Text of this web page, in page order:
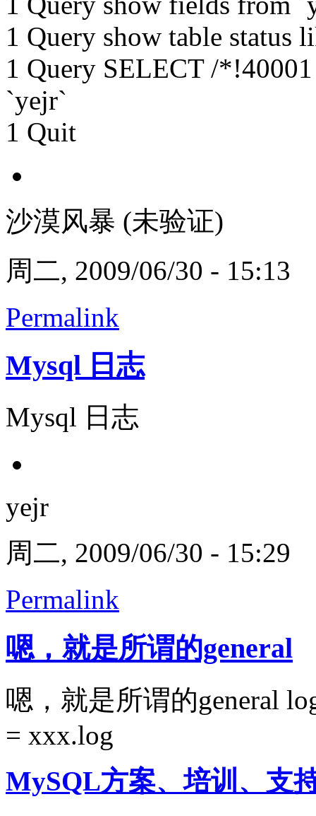
1 Query show table status
1 Query SELECT /
`yejr`
1 Quit
沙漠风暴 (未验证)
周二, 2009/06/30 - 15:13
Permalink
Mysql 日志
Mysql 日志
yejr
周二, 2009/06/30 - 15:29
Permalink
嗯，就是所谓的general
嗯，就是所谓的general
= xxx.log
MySQL方案、培训、支